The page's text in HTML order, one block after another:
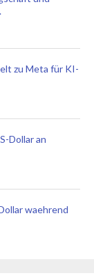
zu Meta für KI-
Dollar an
waehrend